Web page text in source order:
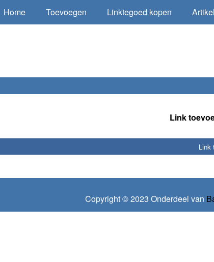
Home Toevoegen Linktegoed kopen
Link
Link
Copyright © 2023 Onderdeel van